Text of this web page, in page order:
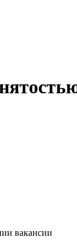
вакансии